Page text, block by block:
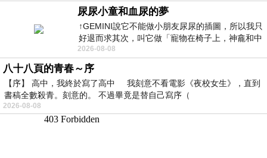
尿尿小童和血尿的夢
↑GEMINI說它不能做小朋友尿尿的插圖，所以我只
好退而求其次，叫它做「寵物在椅子上，神龕和中
年人臉孔」的畫了。 六月底
2026-08-08
八十八頁的青春～序
【序】 高中，我終於寫了高中 我刻意不看電影《夜校女生》，直到
書稿全數殺青。刻意的。 不過畢竟是替自己寫序（
2026-08-08